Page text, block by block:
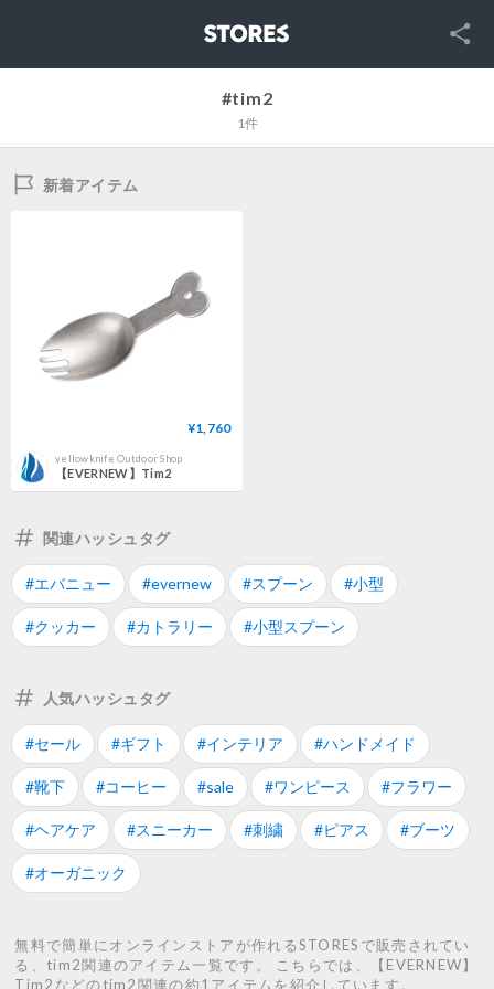
SNS
#tim2
1件
新着アイテム
¥1,760
yellowknife Outdoor Shop
【EVERNEW】Tim2
関連ハッシュタグ
#エバニュー #evernew #スプーン #小型
#クッカー #カトラリー #小型スプーン
人気ハッシュタグ
#セール #ギフト #インテリア #ハンドメイド
#靴下 #コーヒー #sale #ワンピース #フラワー
#ヘアケア #スニーカー #刺繍 #ピアス #ブーツ
#オーガニック
無料で簡単にオンラインストアが作れるSTORESで販売されてい
る、tim2関連のアイテム一覧です。 こちらでは、【EVERNEW】
Tim2などのtim2関連の約1アイテムを紹介しています。